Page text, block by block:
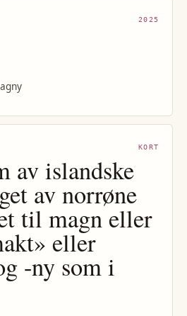
2025
KORT
av islandske
av norrøne
til magn eller
eller
-ny som i